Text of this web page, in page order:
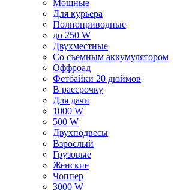
Мощные
Для курьера
Полноприводные
до 250 W
Двухместные
Со съемным аккумулятором
Оффроад
Фетбайки 20 дюймов
В рассрочку
Для дачи
1000 W
500 W
Двухподвесы
Взрослый
Грузовые
Женские
Чоппер
3000 W